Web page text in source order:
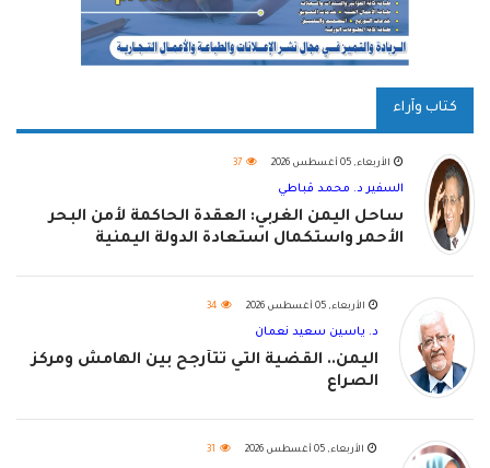
كتاب وآراء
الأربعاء, 05 أغسطس 2026 37
السفير د. محمد قباطي
ساحل اليمن الغربي: العقدة الحاكمة لأمن البحر
الأحمر واستكمال استعادة الدولة اليمنية
الأربعاء, 05 أغسطس 2026 34
د. ياسين سعيد نعمان
اليمن.. القضية التي تتأرجح بين الهامش ومركز
الصراع
الأربعاء, 05 أغسطس 2026 31